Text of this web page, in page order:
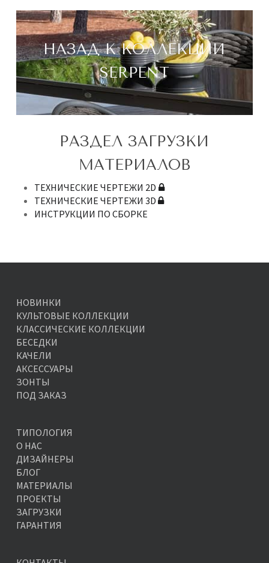
НАЗАД К КОЛЛЕКЦИИ
SERPENT
РАЗДЕЛ ЗАГРУЗКИ
МАТЕРИАЛОВ
ТЕХНИЧЕСКИЕ ЧЕРТЕЖИ 2D
ТЕХНИЧЕСКИЕ ЧЕРТЕЖИ 3D
ИНСТРУКЦИИ ПО СБОРКЕ
НОВИНКИ
КУЛЬТОВЫЕ КОЛЛЕКЦИИ
КЛАССИЧЕСКИЕ КОЛЛЕКЦИИ
БЕСЕДКИ
КАЧЕЛИ
АКСЕССУАРЫ
ЗОНТЫ
ПОД ЗАКАЗ
ТИПОЛОГИЯ
О НАС
ДИЗАЙНЕРЫ
БЛОГ
МАТЕРИАЛЫ
ПРОЕКТЫ
ЗАГРУЗКИ
ГАРАНТИЯ